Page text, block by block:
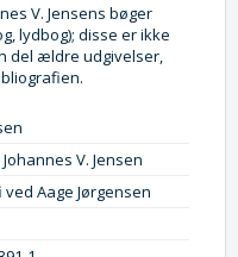
V. Jensens bøger
lydbog); disse er ikke
del ældre udgivelser,
V. Jensen
Aage Jørgensen